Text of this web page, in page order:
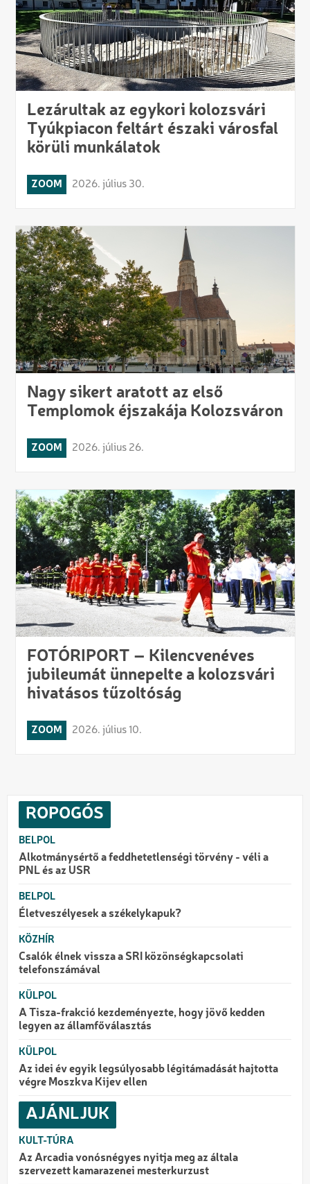
Lezárultak az egykori kolozsvári
Tyúkpiacon feltárt északi városfal
körüli munkálatok
ZOOM 2026. július 30.
Nagy sikert aratott az első
Templomok éjszakája Kolozsváron
ZOOM 2026. július 26.
FOTÓRIPORT – Kilencvenéves
jubileumát ünnepelte a kolozsvári
hivatásos tűzoltóság
ZOOM 2026. július 10.
ROPOGÓS
BELPOL
Alkotmánysértő a feddhetetlenségi törvény - véli a
PNL és az USR
BELPOL
Életveszélyesek a székelykapuk?
KÖZHÍR
Csalók élnek vissza a SRI közönségkapcsolati
telefonszámával
KÜLPOL
A Tisza-frakció kezdeményezte, hogy jövő kedden
legyen az államfőválasztás
KÜLPOL
Az idei év egyik legsúlyosabb légitámadását hajtotta
végre Moszkva Kijev ellen
AJÁNLJUK
KULT-TÚRA
Az Arcadia vonósnégyes nyitja meg az általa
szervezett kamarazenei mesterkurzust